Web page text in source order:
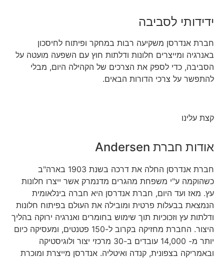
ידידותי לסביבה
חברת אנדרסן משקיעה רבות במחקר ופיתוח לחיסכון
באנרגיה ומייצרים חלונות ודלתות חוץ עם השפעה מועטה על
הסביבה, כדי לספק את הצרכים של הקהילה היום, מבלי
להתפשר על צרכי הדורות הבאים.
קצת עלינו
אודות חברת Andersen
חברת אנדרסן החלה את דרכה בשנת 1903 בארה"ב
כשהוקמה ע"י משפחת מהגרים מדנמרק אשר ייצרו חלונות
עץ. מאז ועד היום, חברת אנדרסן היא חברה בינלאומית
הנמצאת בבעלות פרטית ומובילה את העולם בפיתוח חלונות
ודלתות עץ וזכוכיות תוך שימוש בחומרים ואנרגיה ירוקה בהליך
היצור. החברת מחזיקה בקרוב ל-150 פטנטים, ומעסיקה כיום
יותר מ- 14,000 עובדים ב-30 מרכזי יצור ולוגיסטיקה
ובאמריקה בצפונית, קנדה ואיטליה. אנדרסן מייצרת ומוכרת